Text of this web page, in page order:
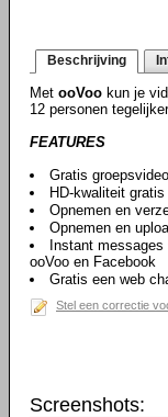
Beschrijving
Met ooVoo kun je
12 personen
FEATURES
Gratis
HD-kwaliteit
Opnemen en
Opnemen en
Instant
ooVoo en Facebook
Gratis een web
Stel een correctie
Screenshots: